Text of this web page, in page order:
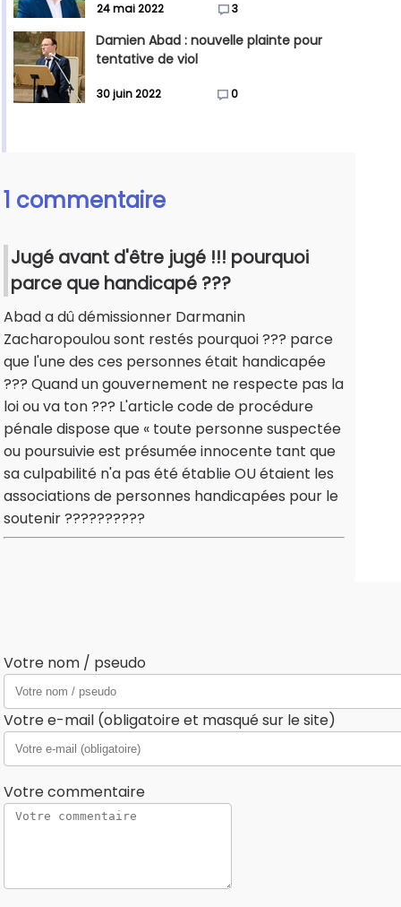
24 mai 2022 3
Damien Abad : nouvelle plainte pour
tentative de viol
30 juin 2022 0
1 commentaire
Jugé avant d'être jugé !!! pourquoi
parce que handicapé ???
Abad a dû démissionner Darmanin
Zacharopoulou sont restés pourquoi ??? parce
que l'une des ces personnes était handicapée
??? Quand un gouvernement ne respecte pas la
loi ou va ton ??? L'article code de procédure
pénale dispose que « toute personne suspectée
ou poursuivie est présumée innocente tant que
sa culpabilité n'a pas été établie OU étaient les
associations de personnes handicapées pour le
soutenir ??????????
Votre nom / pseudo
Votre e-mail (obligatoire et masqué sur le site)
Votre commentaire